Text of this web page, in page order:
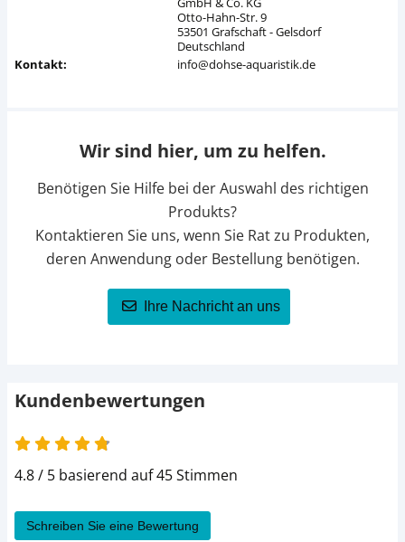
Otto-Hahn-Str. 9
53501 Grafschaft - Gelsdorf
Deutschland
Kontakt:
info@dohse-aquaristik.de
Wir sind hier, um zu helfen.
Benötigen Sie Hilfe bei der Auswahl des richtigen
Produkts?
Kontaktieren Sie uns, wenn Sie Rat zu Produkten,
deren Anwendung oder Bestellung benötigen.
Ihre Nachricht an uns
Kundenbewertungen
4.8 von 5
4.8 / 5 basierend auf 45 Stimmen
Schreiben Sie eine Bewertung